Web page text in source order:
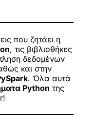
που ζητάει η
, τις βιβλιοθήκες
δεδομένων
και στην
. Όλα αυτά
Python της